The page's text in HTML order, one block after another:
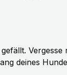
Vergesse
deines